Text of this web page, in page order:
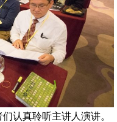
认真聆听主讲人演讲。